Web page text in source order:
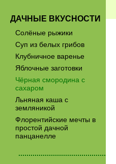
ДАЧНЫЕ ВКУСНОСТИ
Солёные рыжики
Суп из белых грибов
Клубничное варенье
Яблочные заготовки
Чёрная смородина с
сахаром
Льняная каша с
земляникой
Флорентийские мечты в
простой дачной
панцанелле
...........................................